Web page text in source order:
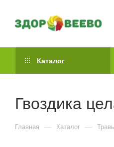
Каталог
Гвоздика
Главная — Каталог —